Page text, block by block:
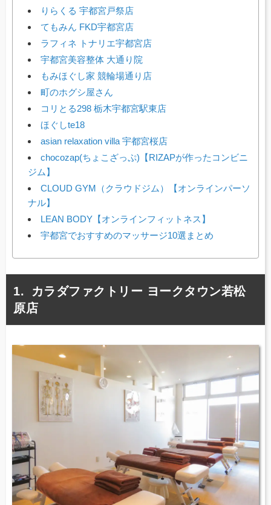
りらくる 宇都宮戸祭店
てもみん FKD宇都宮店
ラフィネ トナリエ宇都宮店
宇都宮美容整体 大通り院
もみほぐし家 競輪場通り店
町のホグシ屋さん
コリとる298 栃木宇都宮駅東店
ほぐしte18
asian relaxation villa 宇都宮桜店
chocozap(ちょこざっぷ)【RIZAPが作ったコンビニ
ジム】
CLOUD GYM（クラウドジム）【オンラインパーソ
ナル】
LEAN BODY【オンラインフィットネス】
宇都宮でおすすめのマッサージ10選まとめ
カラダファクトリー ヨークタウン若松
原店